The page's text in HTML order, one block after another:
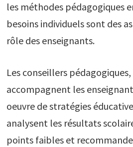
les méthodes pédagogiques
besoins individuels sont des
rôle des enseignants.
Les conseillers
accompagnent les
oeuvre de stratégies
analysent les résultats
points faibles et